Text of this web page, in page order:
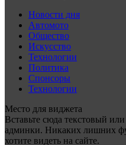
Новости дня
Автомото
Общество
Искусство
Технологии
Политика
Спонсоры
Технологии
Место для виджета
Вставьте сюда текстовый
админки. Никаких лишних
хотите видеть на сайте.